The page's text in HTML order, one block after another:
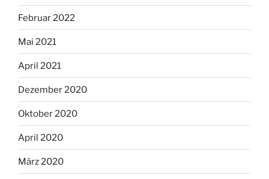
Februar 2022
Mai 2021
April 2021
Dezember 2020
Oktober 2020
April 2020
März 2020